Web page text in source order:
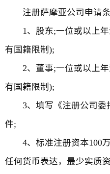
注册萨摩亚公司申请
1、股东;一位或以上年
有国籍限制);
2、董事;一位或以上年
有国籍限制);
3、填写《注册公司委
件;
4、标准注册资本100万
任何货币表达，最少实质